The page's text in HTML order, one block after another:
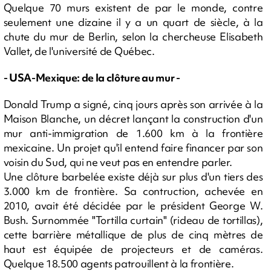
Quelque 70 murs existent de par le monde, contre
seulement une dizaine il y a un quart de siècle, à la
chute du mur de Berlin, selon la chercheuse Elisabeth
Vallet, de l'université de Québec.
- USA-Mexique: de la clôture au mur -
Donald Trump a signé, cinq jours après son arrivée à la
Maison Blanche, un décret lançant la construction d'un
mur anti-immigration de 1.600 km à la frontière
mexicaine. Un projet qu'il entend faire financer par son
voisin du Sud, qui ne veut pas en entendre parler.
Une clôture barbelée existe déjà sur plus d'un tiers des
3.000 km de frontière. Sa contruction, achevée en
2010, avait été décidée par le président George W.
Bush. Surnommée "Tortilla curtain" (rideau de tortillas),
cette barrière métallique de plus de cinq mètres de
haut est équipée de projecteurs et de caméras.
Quelque 18.500 agents patrouillent à la frontière.